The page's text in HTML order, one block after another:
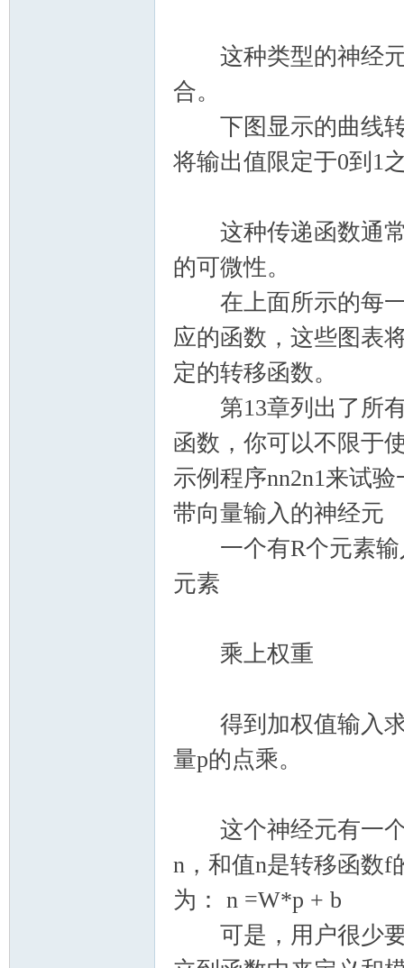
这种类型的神经元
合。
下图显示的曲线转
将输出值限定于0到1
这种传递函数通常
的可微性。
在上面所示的每一
应的函数，这些图表
定的转移函数。
第13章列出了所有
函数，你可以不限于
示例程序nn2n1来试
带向量输入的神经元
一个有R个元素输
元素
乘上权重
得到加权值输入求
量p的点乘。
这个神经元有一个
n，和值n是转移函数f
为： n =W*p + b
可是，用户很少要